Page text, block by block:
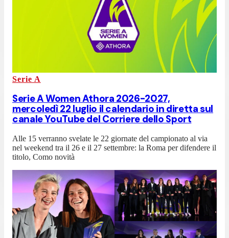
Serie A
Serie A Women Athora 2026-2027,
mercoledì 22 luglio il calendario in diretta sul
canale YouTube del Corriere dello Sport
Alle 15 verranno svelate le 22 giornate del campionato al via
nel weekend tra il 26 e il 27 settembre: la Roma per difendere il
titolo, Como novità